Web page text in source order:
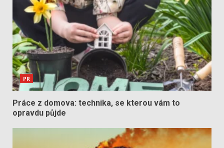
PR
Práce z domova: technika, se kterou vám to
opravdu půjde